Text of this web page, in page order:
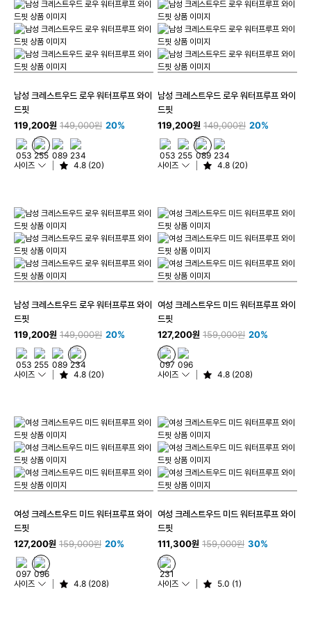
남성 크레스트우드 로우 워터프루프 와이
드핏
119,200원 149,000원 20%
사이즈 4.8 (20)
남성 크레스트우드 로우 워터프루프 와이
드핏
119,200원 149,000원 20%
사이즈 4.8 (20)
남성 크레스트우드 로우 워터프루프 와이
드핏
119,200원 149,000원 20%
사이즈 4.8 (20)
여성 크레스트우드 미드 워터프루프 와이
드핏
127,200원 159,000원 20%
사이즈 4.8 (208)
여성 크레스트우드 미드 워터프루프 와이
드핏
127,200원 159,000원 20%
사이즈 4.8 (208)
여성 크레스트우드 미드 워터프루프 와이
드핏
111,300원 159,000원 30%
사이즈 5.0 (1)